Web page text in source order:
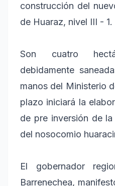
construcción del
de Huaraz, nivel III - 1.
Son cuatro
debidamente
manos del Ministerio
plazo iniciará la
de pre inversión de
del nosocomio
El gobernador
Barrenechea,